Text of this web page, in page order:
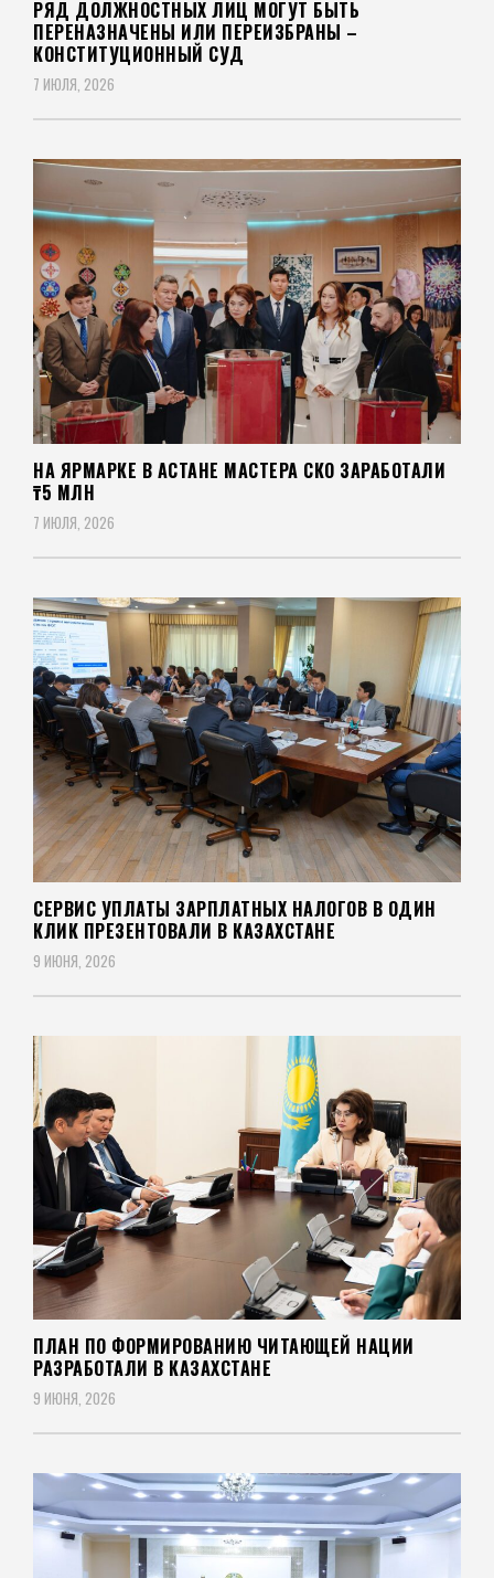
РЯД ДОЛЖНОСТНЫХ ЛИЦ МОГУТ БЫТЬ
ПЕРЕНАЗНАЧЕНЫ ИЛИ ПЕРЕИЗБРАНЫ –
КОНСТИТУЦИОННЫЙ СУД
7 ИЮЛЯ, 2026
НА ЯРМАРКЕ В АСТАНЕ МАСТЕРА СКО ЗАРАБОТАЛИ
₸5 МЛН
7 ИЮЛЯ, 2026
СЕРВИС УПЛАТЫ ЗАРПЛАТНЫХ НАЛОГОВ В ОДИН
КЛИК ПРЕЗЕНТОВАЛИ В КАЗАХСТАНЕ
9 ИЮНЯ, 2026
ПЛАН ПО ФОРМИРОВАНИЮ ЧИТАЮЩЕЙ НАЦИИ
РАЗРАБОТАЛИ В КАЗАХСТАНЕ
9 ИЮНЯ, 2026